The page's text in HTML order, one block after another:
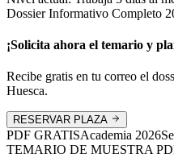
Nivel actual:Trabaja 5 días al
Dossier Informativo Completo
¡Solicita ahora el temario y
Recibe gratis en tu correo el
RESERVAR PLAZA
PDF GRATISAcademia2026